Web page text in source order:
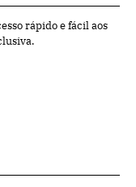
rápido e fácil aos